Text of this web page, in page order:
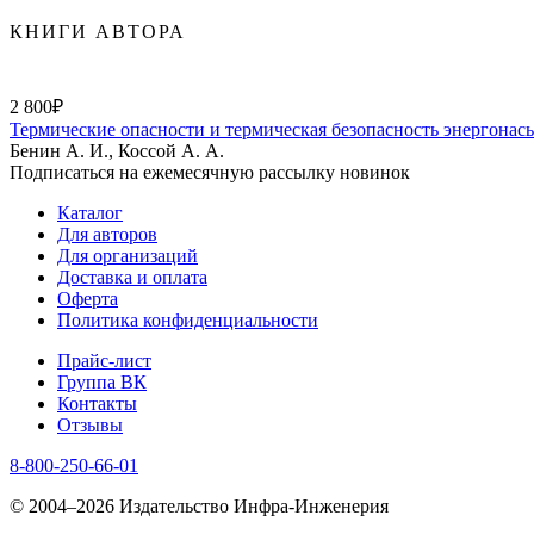
КНИГИ АВТОРА
2 800₽
Термические опасности и термическая безопасность
Бенин А. И., Коссой А. А.
Подписаться на ежемесячную рассылку новинок
Каталог
Для авторов
Для организаций
Доставка и оплата
Оферта
Политика конфиденциальности
Прайс-лист
Группа ВК
Контакты
Отзывы
8-800-250-66-01
© 2004–2026 Издательство Инфра-Инженерия